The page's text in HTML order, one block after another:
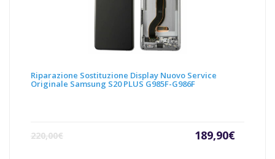
Riparazione Sostituzione Display Nuovo Service
Originale Samsung S20 PLUS G985F-G986F
220,00€ 189,90€
Il